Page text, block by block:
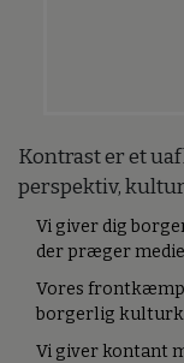
Kontrast er et
perspektiv,
Vi giver dig
der præger
Vores
borgerlig
Vi giver kontant